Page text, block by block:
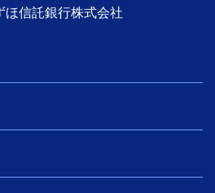
信託銀行株式会社